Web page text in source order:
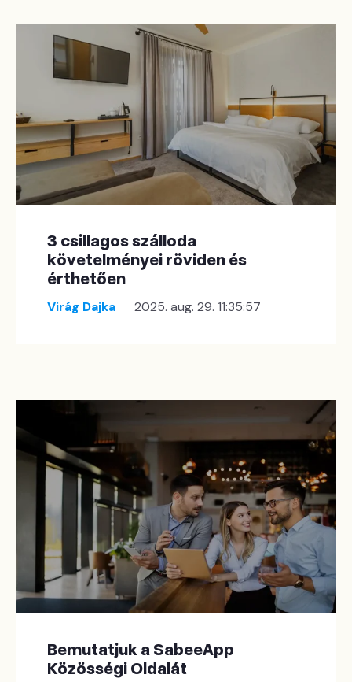
3 csillagos szálloda
követelményei röviden és
érthetően
Virág Dajka 2025. aug. 29. 11:35:57
Bemutatjuk a SabeeApp
Közösségi Oldalát